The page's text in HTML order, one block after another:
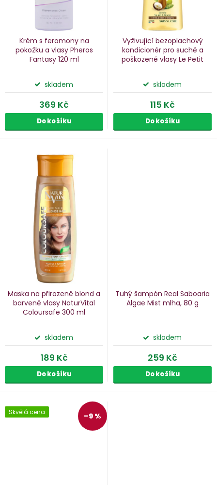
Krém s feromony na
pokožku a vlasy Pheros
Fantasy 120 ml
skladem
369 Kč
Do košíku
Vyživující bezoplachový
kondicionér pro suché a
poškozené vlasy Le Petit
skladem
115 Kč
Do košíku
Maska na přirozeně blond a
barvené vlasy NaturVital
Coloursafe 300 ml
skladem
189 Kč
Do košíku
Tuhý šampón Real Saboaria
Algae Mist mlha, 80 g
skladem
259 Kč
Do košíku
Skvělá cena –9 %